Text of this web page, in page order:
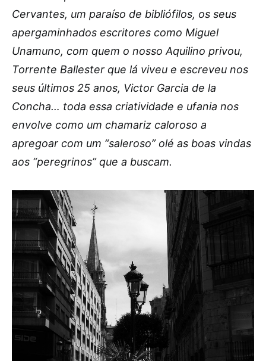
Cervantes, um paraíso de bibliófilos, os seus
apergaminhados escritores como Miguel
Unamuno, com quem o nosso Aquilino privou,
Torrente Ballester que lá viveu e escreveu nos
seus últimos 25 anos, Victor Garcia de la
Concha… toda essa criatividade e ufania nos
envolve como um chamariz caloroso a
apregoar com um “saleroso” olé as boas vindas
aos “peregrinos” que a buscam.